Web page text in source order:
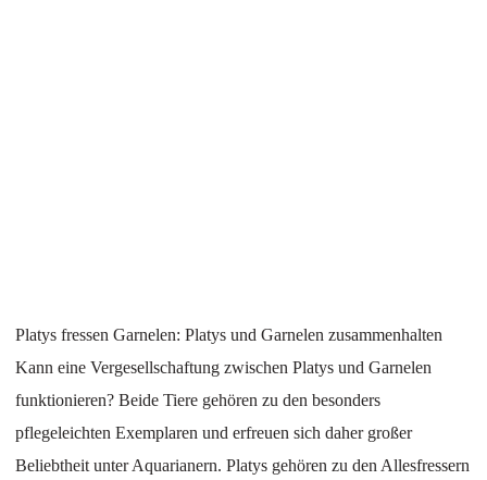
Platys fressen Garnelen: Platys und Garnelen zusammenhalten
Kann eine Vergesellschaftung zwischen Platys und Garnelen
funktionieren? Beide Tiere gehören zu den besonders
pflegeleichten Exemplaren und erfreuen sich daher großer
Beliebtheit unter Aquarianern. Platys gehören zu den Allesfressern